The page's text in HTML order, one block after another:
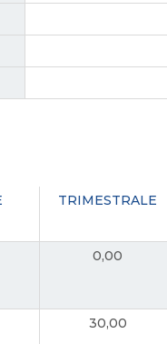
TRIMESTRALE
0,00
30,00